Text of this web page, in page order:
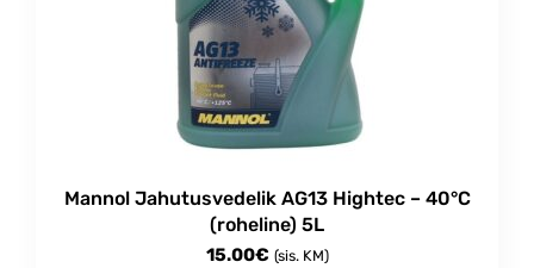
Mannol Jahutusvedelik AG13 Hightec – 40°C
(roheline) 5L
15.00€ (sis. KM)